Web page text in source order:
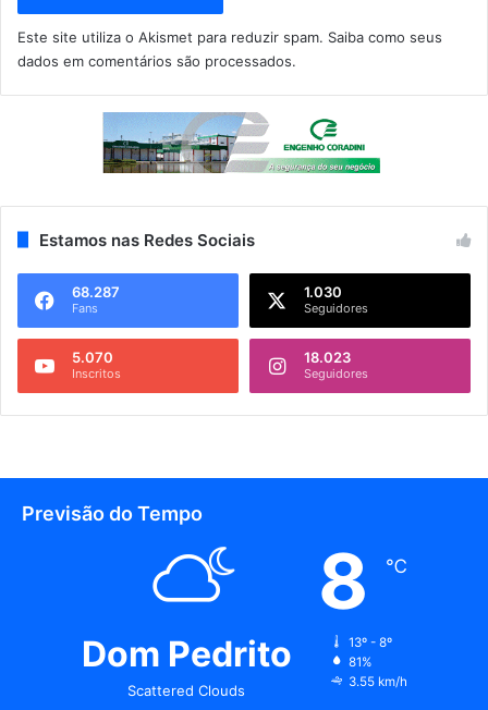
Este site utiliza o Akismet para reduzir spam. Saiba como seus
dados em comentários são processados.
Estamos nas Redes Sociais
68.287
Fans
1.030
Seguidores
5.070
Inscritos
18.023
Seguidores
Previsão do Tempo
Dom Pedrito
Scattered Clouds
8 ℃
13º - 8º
81%
3.55 km/h